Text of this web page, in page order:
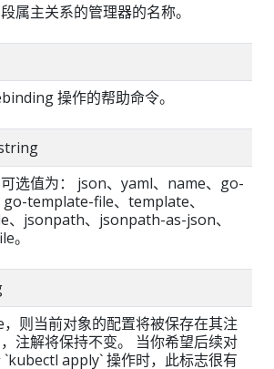
属主关系的管理器的名称。
操作的帮助命令。
选值为： json、yaml、name、go-
template-file、template、
、jsonpath、jsonpath-as-json、
。
则当前对象的配置将被保存在其注
注解将保持不变。 当你希望后续对
`kubectl apply` 操作时，此标志很有